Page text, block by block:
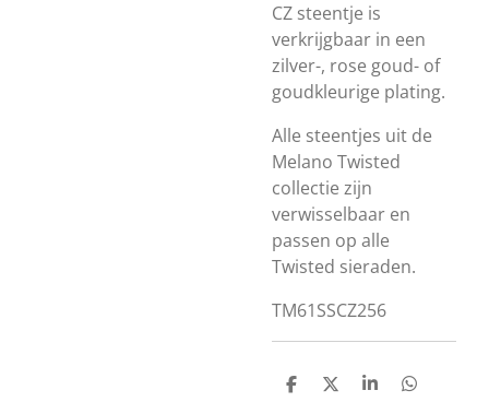
CZ steentje is
verkrijgbaar in een
zilver-, rose goud- of
goudkleurige plating.
Alle steentjes uit de
Melano Twisted
collectie zijn
verwisselbaar en
passen op alle
Twisted sieraden.
TM61SSCZ256
D
D
S
D